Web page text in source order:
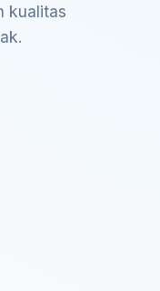
kualitas